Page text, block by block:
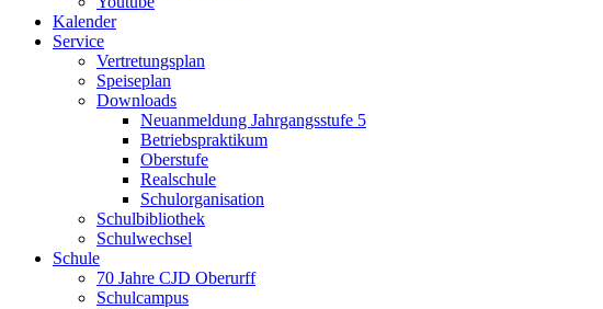
Kalender
Service
Vertretungsplan
Speiseplan
Downloads
Neuanmeldung Jahrgangsstufe 5
Betriebspraktikum
Oberstufe
Realschule
Schulorganisation
Schulbibliothek
Schulwechsel
Schule
70 Jahre CJD Oberurff
Schulcampus